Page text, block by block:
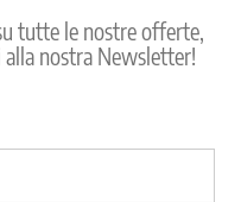
tutte le nostre offerte,
nostra Newsletter!